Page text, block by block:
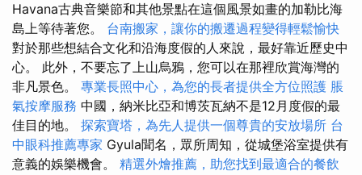
Havana古典音樂節和其他景點在這個風景如畫的加勒比海
島上等待著您。 台南搬家，讓你的搬遷過程變得輕鬆愉快
對於那些想結合文化和沿海度假的人來說，最好靠近歷史中
心。 此外，不要忘了上山烏鴉，您可以在那裡欣賞海灣的
非凡景色。 專業長照中心，為您的長者提供全方位照護 脹
氣按摩服務 中國，納米比亞和博茨瓦納不是12月度假的最
佳目的地。 探索寶塔，為先人提供一個尊貴的安放場所 台
中眼科推薦專家 Gyula聞名，眾所周知，從城堡浴室提供有
意義的娛樂機會。 精選外燴推薦，助您找到最適合的餐飲